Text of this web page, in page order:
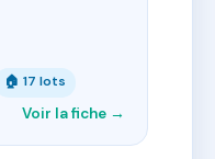
🏠 17 lots
Voir la fiche →